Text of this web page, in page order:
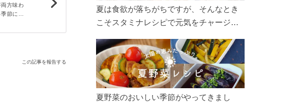
方味わ
節にぴ
この記事を報告する
夏は食欲が落ちがちですが、そんなとき
こそスタミナレシピで元気をチャージ！
リ食べて、夏バテを吹き飛ばしましょ
う！
夏野菜のおいしい季節がやってきまし